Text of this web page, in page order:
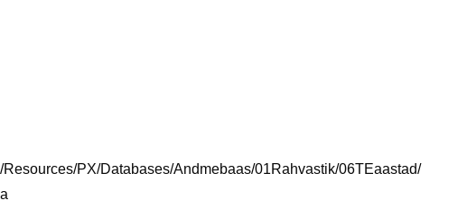
Resources/PX/Databases/Andmebaas/01Rahvastik/06TEaastad/